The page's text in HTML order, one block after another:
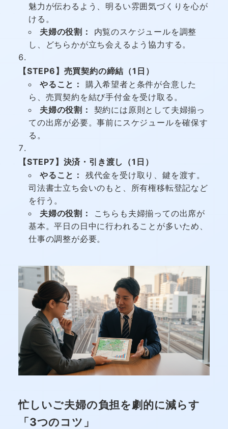
魅力が伝わるよう、明るい雰囲気づくりを心が
ける。
夫婦の役割：
内覧のスケジュールを調整
し、どちらかが立ち会えるよう協力する。
【STEP6】売買契約の締結（1日）
やること：
購入希望者と条件が合意した
ら、売買契約を結び手付金を受け取る。
夫婦の役割：
契約には原則として夫婦揃っ
ての出席が必要。事前にスケジュールを確保す
る。
【STEP7】決済・引き渡し（1日）
やること：
残代金を受け取り、鍵を渡す。
司法書士立ち会いのもと、所有権移転登記など
を行う。
夫婦の役割：
こちらも夫婦揃っての出席が
基本。平日の日中に行われることが多いため、
仕事の調整が必要。
忙しいご夫婦の負担を劇的に減らす
「3つのコツ」